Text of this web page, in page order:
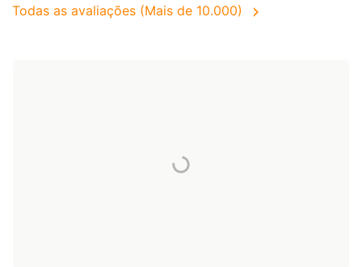
Todas as avaliações (Mais de 10.000)